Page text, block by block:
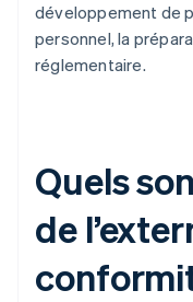
développement de
personnel, la
réglementaire.
Quels
de